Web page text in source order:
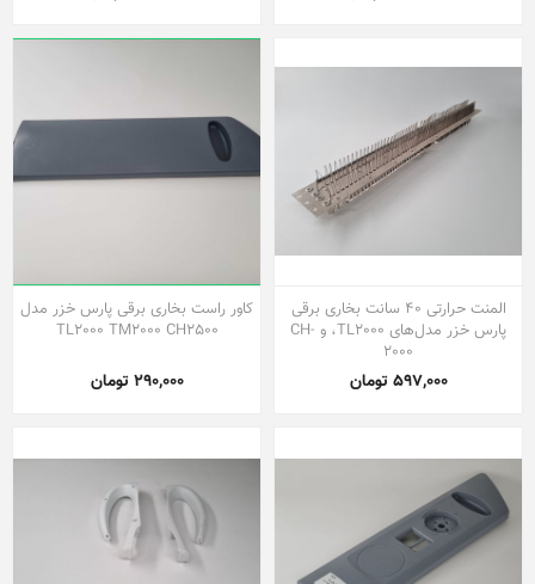
المنت حرارتی ۴۰ سانت بخاری برقی
پارس خزر مدل‌های TL2000، و CH-
2000
597,000 تومان
کاور راست بخاری برقی پارس خزر مدل
TL2000 TM2000 CH2500
290,000 تومان